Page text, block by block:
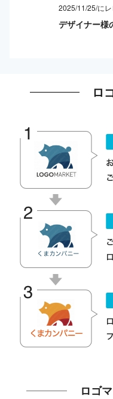
2025/11/25/に
デザイナー様
ロ
ロゴ